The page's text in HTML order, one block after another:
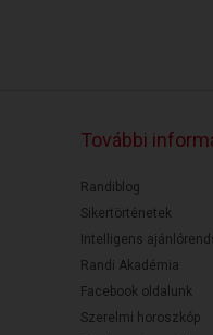
További
Randiblog
Sikertörténetek
Intelligens
Randi Akadémia
Facebook oldalunk
Szerelmi horoszkóp